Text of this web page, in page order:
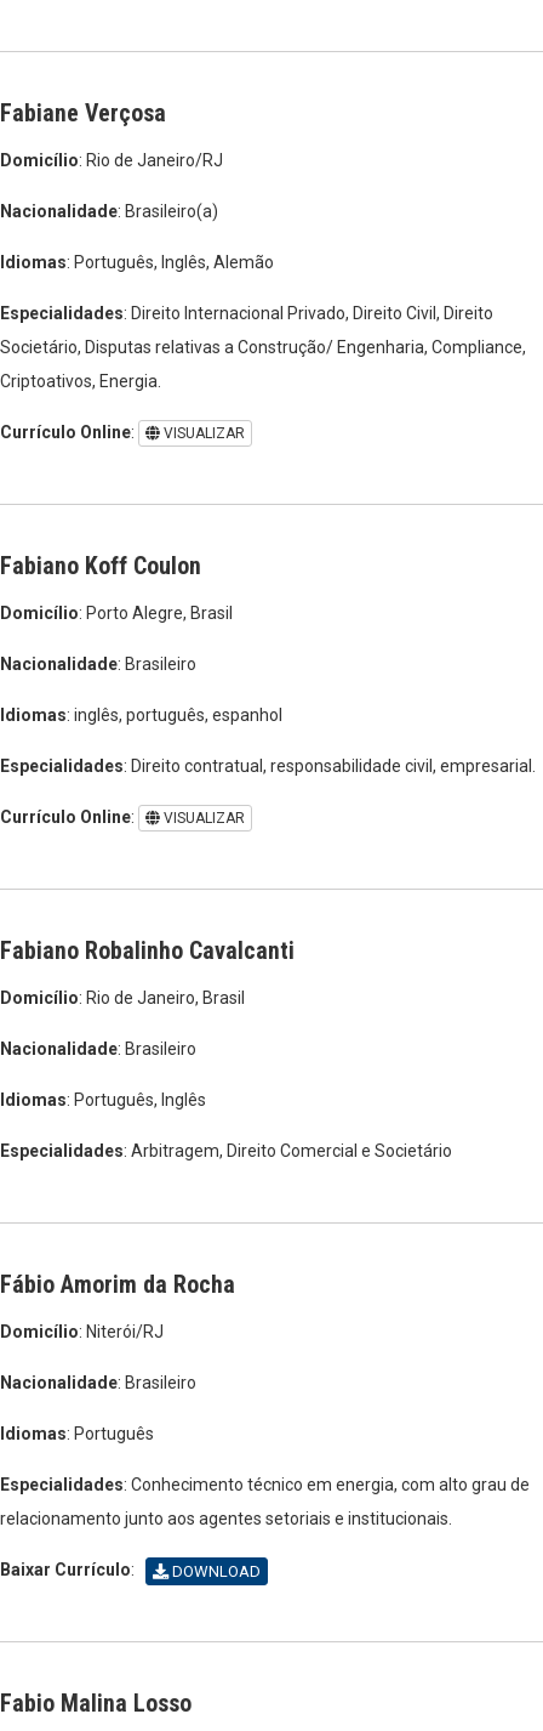
Fabiane Verçosa
Domicílio: Rio de Janeiro/RJ
Nacionalidade: Brasileiro(a)
Idiomas: Português, Inglês, Alemão
Especialidades: Direito Internacional Privado, Direito Civil, Direito
Societário, Disputas relativas a Construção/ Engenharia, Compliance,
Criptoativos, Energia.
Currículo Online: VISUALIZAR
Fabiano Koff Coulon
Domicílio: Porto Alegre, Brasil
Nacionalidade: Brasileiro
Idiomas: inglês, português, espanhol
Especialidades: Direito contratual, responsabilidade civil, empresarial.
Currículo Online: VISUALIZAR
Fabiano Robalinho Cavalcanti
Domicílio: Rio de Janeiro, Brasil
Nacionalidade: Brasileiro
Idiomas: Português, Inglês
Especialidades: Arbitragem, Direito Comercial e Societário
Fábio Amorim da Rocha
Domicílio: Niterói/RJ
Nacionalidade: Brasileiro
Idiomas: Português
Especialidades: Conhecimento técnico em energia, com alto grau de
relacionamento junto aos agentes setoriais e institucionais.
Baixar Currículo: DOWNLOAD
Fabio Malina Losso